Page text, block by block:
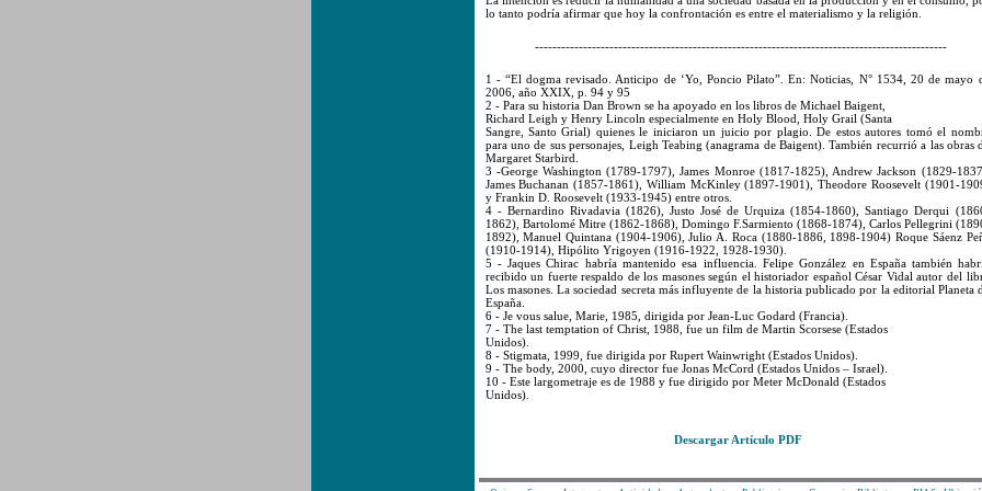
lo tanto podría afirmar que hoy la confrontación es entre el materialismo y la religión.
----------------------------------------------------------------------------------------------
1 - “El dogma revisado. Anticipo de ‘Yo, Poncio Pilato”. En: Noticias, N° 1534, 20 de mayo
2006, año XXIX, p. 94 y 95
2 - Para su historia Dan Brown se ha apoyado en los libros de Michael Baigent,
Richard Leigh y Henry Lincoln especialmente en Holy Blood, Holy Grail (Santa
Sangre, Santo Grial) quienes le iniciaron un juicio por plagio. De estos autores tomó el
para uno de sus personajes, Leigh Teabing (anagrama de Baigent). También recurrió a las obras
Margaret Starbird.
3 -George Washington (1789-1797), James Monroe (1817-1825), Andrew Jackson (1829-
James Buchanan (1857-1861), William McKinley (1897-1901), Theodore Roosevelt (1901-
y Frankin D. Roosevelt (1933-1945) entre otros.
4 - Bernardino Rivadavia (1826), Justo José de Urquiza (1854-1860), Santiago Derqui
1862), Bartolomé Mitre (1862-1868), Domingo F.Sarmiento (1868-1874), Carlos Pellegrini
1892), Manuel Quintana (1904-1906), Julio A. Roca (1880-1886, 1898-1904) Roque Sáenz
(1910-1914), Hipólito Yrigoyen (1916-1922, 1928-1930).
5 - Jaques Chirac habría mantenido esa influencia. Felipe González en España también
recibido un fuerte respaldo de los masones según el historiador español César Vidal autor del
Los masones. La sociedad secreta más influyente de la historia publicado por la editorial Planeta
España.
6 - Je vous salue, Marie, 1985, dirigida por Jean-Luc Godard (Francia).
7 - The last temptation of Christ, 1988, fue un film de Martin Scorsese (Estados
Unidos).
8 - Stigmata, 1999, fue dirigida por Rupert Wainwright (Estados Unidos).
9 - The body, 2000, cuyo director fue Jonas McCord (Estados Unidos – Israel).
10 - Este largometraje es de 1988 y fue dirigido por Meter McDonald (Estados
Unidos).
Descargar Artículo PDF